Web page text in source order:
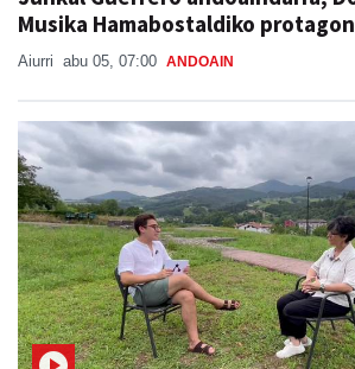
Musika Hamabostaldiko
Aiurri abu 05, 07:00 ANDOAIN